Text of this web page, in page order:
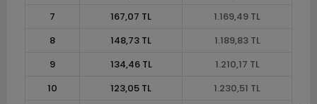
7
167,07 TL
1.169,49 TL
8
148,73 TL
1.189,83 TL
9
134,46 TL
1.210,17 TL
10
123,05 TL
1.230,51 TL